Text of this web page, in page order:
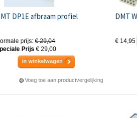
DP1E afbraam profiel
prijs: € 29,04
Prijs € 29,00
in winkelwagen
Voeg toe aan productvergelijking
DMT
€ 14,95